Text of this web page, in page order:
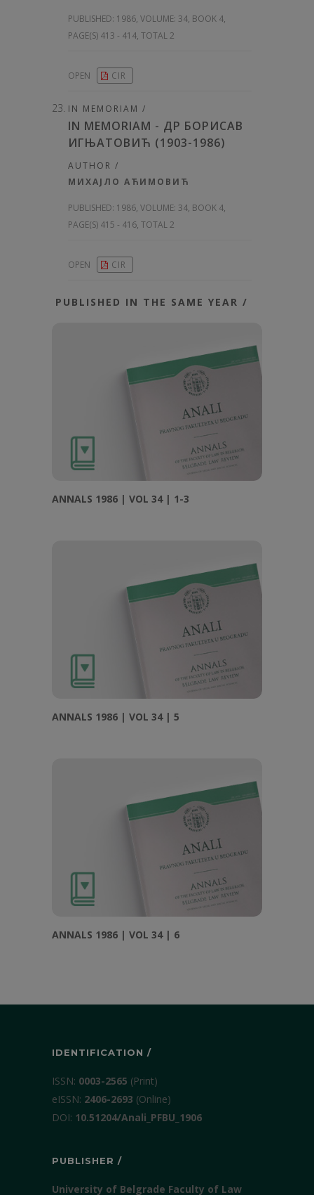
PUBLISHED: 1986, VOLUME: 34, BOOK 4,
PAGE(S) 413 - 414, TOTAL 2
OPEN CIR
IN MEMORIAM /
IN MEMORIAM - ДР БОРИСАВ
ИГЊАТОВИЋ (1903-1986)
AUTHOR /
МИХАЈЛО АЋИМОВИЋ
PUBLISHED: 1986, VOLUME: 34, BOOK 4,
PAGE(S) 415 - 416, TOTAL 2
OPEN CIR
PUBLISHED IN THE SAME YEAR /
ANNALS 1986 | VOL 34 | 1-3
ANNALS 1986 | VOL 34 | 5
ANNALS 1986 | VOL 34 | 6
IDENTIFICATION /
ISSN: 0003-2565 (Print)
еISSN: 2406-2693 (Online)
DOI: 10.51204/Anali_PFBU_1906
PUBLISHER /
University of Belgrade Faculty of Law